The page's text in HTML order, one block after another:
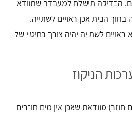
הבדיקה תישלח למעבדה שתוודא
הבית אכן ראויים לשתייה.
לשתייה יהיה צורך בחיטוי של
הניקוז
מוודאת שאכן אין מים חוזרים